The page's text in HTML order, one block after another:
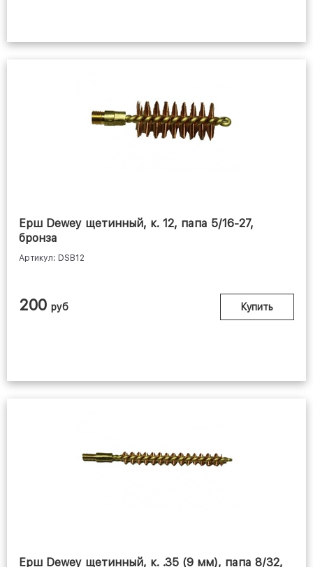
Ерш Dewey щетинный, к. 12, папа 5/16-27,
бронза
Артикул: DSB12
200 руб Купить
Ерш Dewey щетинный, к. .35 (9 мм), папа 8/32,